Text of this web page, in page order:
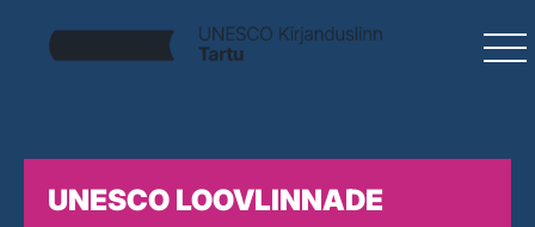
UNESCO LOOVLINNADE